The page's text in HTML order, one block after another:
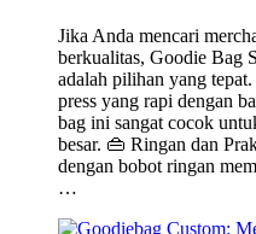
Jika Anda mencari
berkualitas, Goodie Bag
adalah pilihan yang
press yang rapi dengan
bag ini sangat cocok
besar. 👜 Ringan dan
dengan bobot ringan
…